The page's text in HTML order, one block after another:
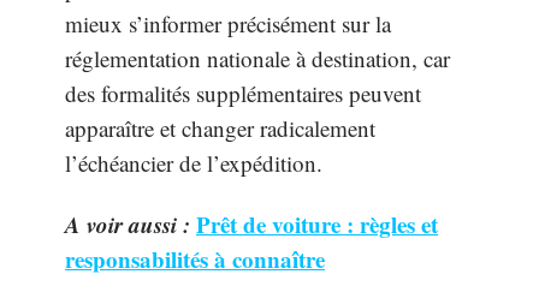
mieux s’informer précisément sur la
réglementation nationale à destination, car
des formalités supplémentaires peuvent
apparaître et changer radicalement
l’échéancier de l’expédition.
A voir aussi : Prêt de voiture : règles et
responsabilités à connaître